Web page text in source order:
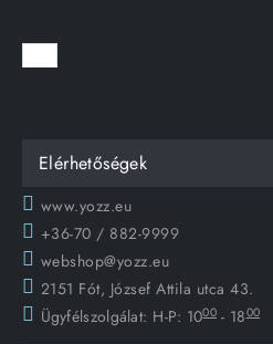
Elérhetőségek
www.yozz.eu
+36-70 / 882-9999
webshop@yozz.eu
2151 Fót, József Attila utca 43.
Ügyfélszolgálat: H-P: 1000 - 1800